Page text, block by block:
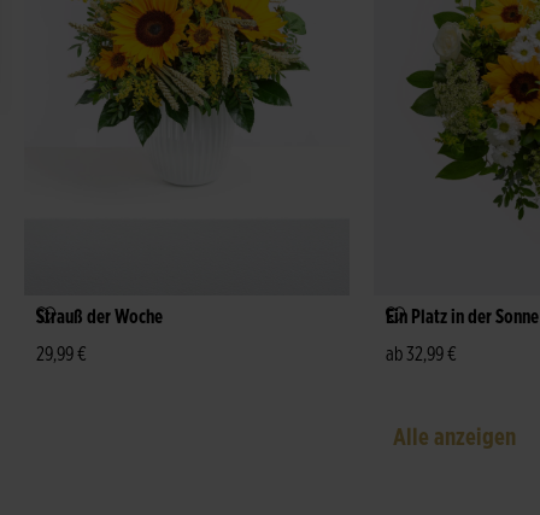
Strauß der Woche
29,99 €
Ein Platz in der Sonne
ab 32,99 €
Alle anzeigen